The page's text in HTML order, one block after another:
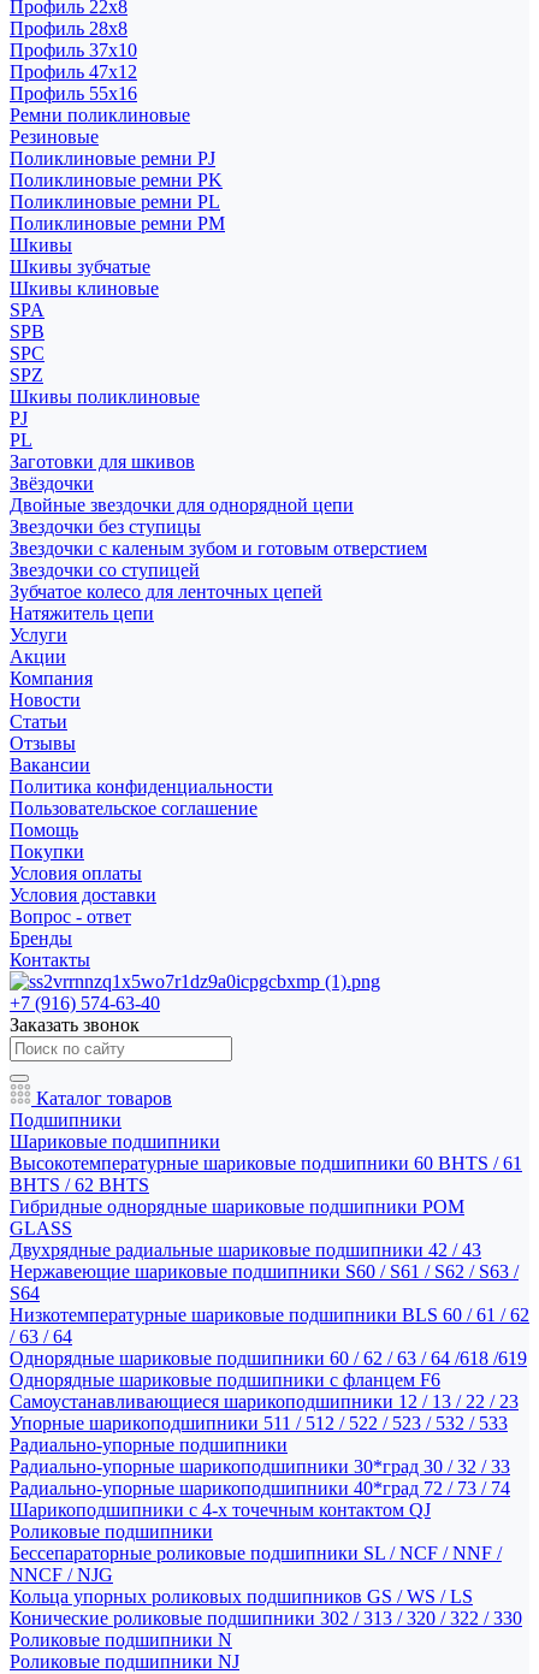
Профиль 22x8
Профиль 28x8
Профиль 37x10
Профиль 47x12
Профиль 55x16
Ремни поликлиновые
Резиновые
Поликлиновые ремни PJ
Поликлиновые ремни PK
Поликлиновые ремни PL
Поликлиновые ремни PM
Шкивы
Шкивы зубчатые
Шкивы клиновые
SPA
SPB
SPC
SPZ
Шкивы поликлиновые
PJ
PL
Заготовки для шкивов
Звёздочки
Двойные звездочки для однорядной цепи
Звездочки без ступицы
Звездочки с каленым зубом и готовым отверстием
Звездочки со ступицей
Зубчатое колесо для ленточных цепей
Натяжитель цепи
Услуги
Акции
Компания
Новости
Статьи
Отзывы
Вакансии
Политика конфиденциальности
Пользовательское соглашение
Помощь
Покупки
Условия оплаты
Условия доставки
Вопрос - ответ
Бренды
Контакты
+7 (916) 574-63-40
Заказать звонок
Каталог товаров
Подшипники
Шариковые подшипники
Высокотемпературные шариковые подшипники 60 BHTS / 61
BHTS / 62 BHTS
Гибридные однорядные шариковые подшипники POM
GLASS
Двухрядные радиальные шариковые подшипники 42 / 43
Нержавеющие шариковые подшипники S60 / S61 / S62 / S63 /
S64
Низкотемпературные шариковые подшипники BLS 60 / 61 / 62
/ 63 / 64
Однорядные шариковые подшипники 60 / 62 / 63 / 64 /618 /619
Однорядные шариковые подшипники с фланцем F6
Самоустанавливающиеся шарикоподшипники 12 / 13 / 22 / 23
Упорные шарикоподшипники 511 / 512 / 522 / 523 / 532 / 533
Радиально-упорные подшипники
Радиально-упорные шарикоподшипники 30*град 30 / 32 / 33
Радиально-упорные шарикоподшипники 40*град 72 / 73 / 74
Шарикоподшипники с 4-х точечным контактом QJ
Роликовые подшипники
Бессепараторные роликовые подшипники SL / NCF / NNF /
NNCF / NJG
Кольца упорных роликовых подшипников GS / WS / LS
Конические роликовые подшипники 302 / 313 / 320 / 322 / 330
Роликовые подшипники N
Роликовые подшипники NJ